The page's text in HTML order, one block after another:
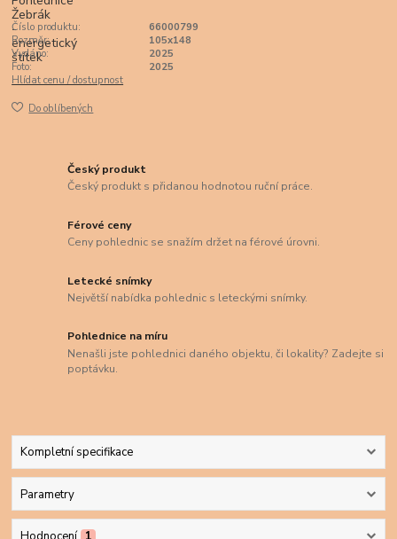
Číslo produktu:
66000799
Rozměr:
105x148
Vydáno:
2025
Foto:
2025
Hlídat cenu / dostupnost
Do oblíbených
Český produkt
Český produkt s přidanou hodnotou ruční práce.
Férové ceny
Ceny pohlednic se snažím držet na férové úrovni.
Letecké snímky
Největší nabídka pohlednic s leteckými snímky.
Pohlednice na míru
Nenašli jste pohlednici daného objektu, či lokality? Zadejte si
poptávku.
Kompletní specifikace
Parametry